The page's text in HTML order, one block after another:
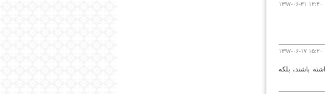
۱۳۹۷-۰۶-۳۱ ۱۲:۴۰
۱۳۹۷-۰۶-۱۷ ۱۵:۲۰
باشند، بلکه